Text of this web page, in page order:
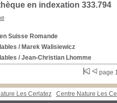
en indexation 333.794
Suisse Romande
/ Marek Walisiewicz
/ Jean-Christian Lhomme
page
Les Cerlatez Centre Nature Les